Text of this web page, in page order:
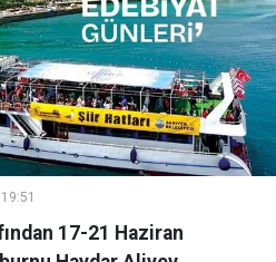
17-21 Haziran